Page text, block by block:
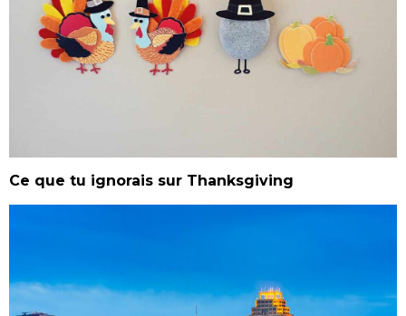
Ce que tu ignorais sur Thanksgiving